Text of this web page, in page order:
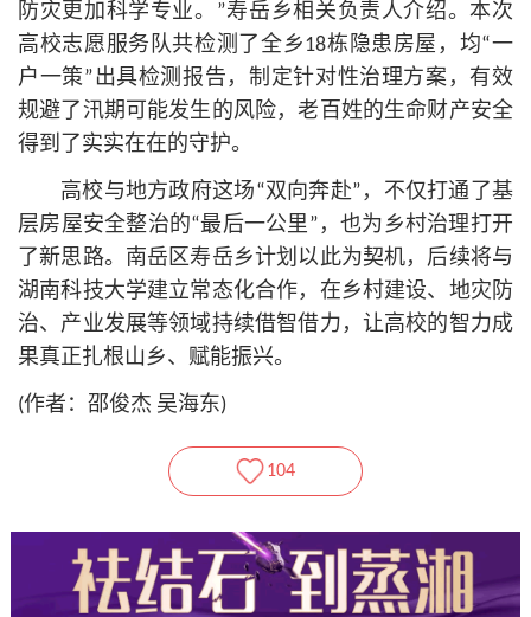
防灾更加科学专业。”寿岳乡相关负责人介绍。本次
高校志愿服务队共检测了全乡18栋隐患房屋，均“一
户一策”出具检测报告，制定针对性治理方案，有效
规避了汛期可能发生的风险，老百姓的生命财产安全
得到了实实在在的守护。
高校与地方政府这场“双向奔赴”，不仅打通了基
层房屋安全整治的“最后一公里”，也为乡村治理打开
了新思路。南岳区寿岳乡计划以此为契机，后续将与
湖南科技大学建立常态化合作，在乡村建设、地灾防
治、产业发展等领域持续借智借力，让高校的智力成
果真正扎根山乡、赋能振兴。
(作者：邵俊杰 吴海东)
104